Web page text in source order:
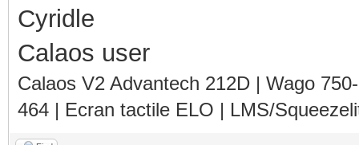
checking for ld
checking if the
ld... yes
checking for BSD- or
Cyridle
Calaos user
Calaos V2 Advantech 212D | Wago
464 | Ecran tactile ELO | LMS/